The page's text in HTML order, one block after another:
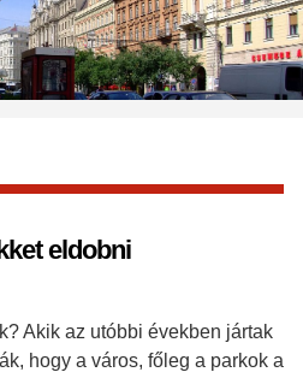
eldobni
Akik az utóbbi években jártak
hogy a város, főleg a parkok a